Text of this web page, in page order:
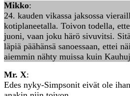
Mikko:
24. kauden vikassa jaksossa
kotiplaneetalla. Toivon todella,
juoni, vaan joku härö sivuvitsi.
läpiä päähänsä sanoessaan, ettei
aiemmin nähty muissa kuin
Mr. X:
Edes nyky-Simpsonit eivät ole